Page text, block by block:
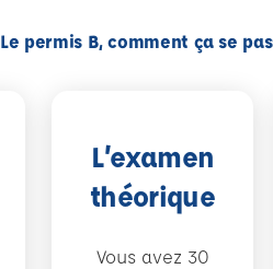
Le permis B, comment ça se
L’examen
théorique
Vous avez 30